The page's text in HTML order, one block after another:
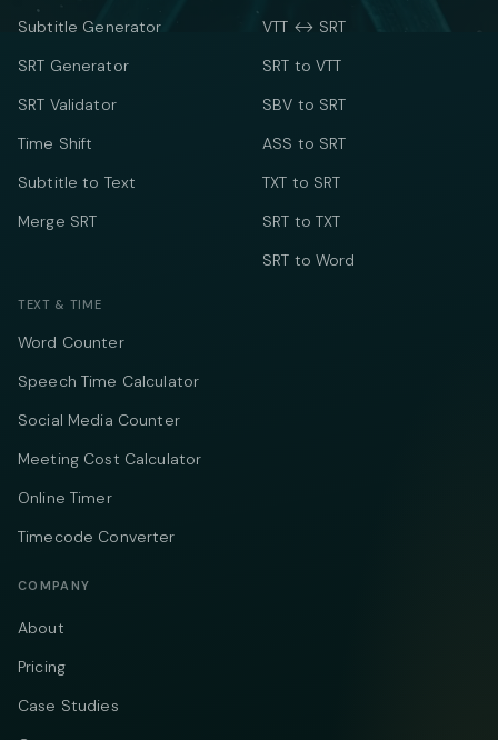
Subtitle Generator
SRT Generator
SRT Validator
Time Shift
Subtitle to Text
Merge SRT
VTT ↔ SRT
SRT to VTT
SBV to SRT
ASS to SRT
TXT to SRT
SRT to TXT
SRT to Word
TEXT & TIME
Word Counter
Speech Time Calculator
Social Media Counter
Meeting Cost Calculator
Online Timer
Timecode Converter
COMPANY
About
Pricing
Case Studies